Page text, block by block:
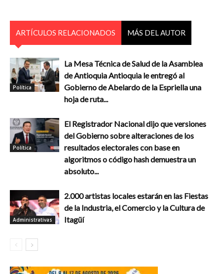
ARTÍCULOS RELACIONADOS MÁS DEL AUTOR
Política
La Mesa Técnica de Salud de la Asamblea
de Antioquia Antioquia le entregó al
Gobierno de Abelardo de la Espriella una
hoja de ruta...
Política
El Registrador Nacional dijo que versiones
del Gobierno sobre alteraciones de los
resultados electorales con base en
algoritmos o código hash demuestra un
absoluto...
Administrativas
2.000 artistas locales estarán en las Fiestas
de la Industria, el Comercio y la Cultura de
Itagüí